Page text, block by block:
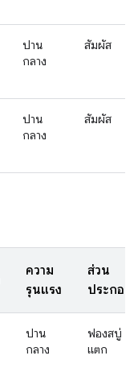
ปาน
กลาง
สัมผัส
ปาน
กลาง
สัมผัส
ความ
รุนแรง
ส่วน
ประกอบ
ปาน
กลาง
ฟองสบู่
แตก